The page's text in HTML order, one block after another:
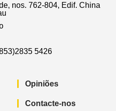
nos. 762-804, Edif. China
5426
Opiniões
Contacte-nos